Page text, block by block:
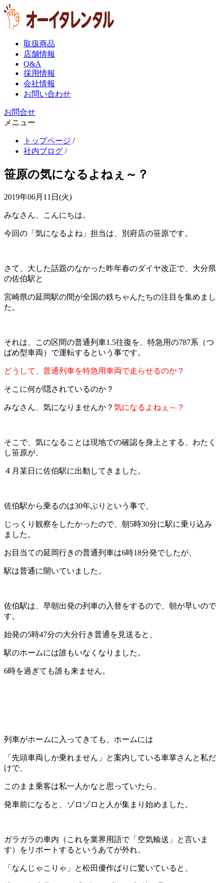
取扱商品
店舗情報
Q&A
採用情報
会社情報
お問い合わせ
お問合せ
メニュー
トップページ /
社内ブログ /
笹原の気になるよねぇ～？
2019年06月11日(火)
みなさん、こんにちは。
今回の「気になるよね」担当は、別府店の笹原です。
さて、大した話題のなかった昨年春のダイヤ改正で、大分県
の佐伯駅と
宮崎県の延岡駅の間が全国の鉄ちゃんたちの注目を集めまし
た。
それは、この区間の普通列車1.5往復を、特急用の787系（つ
ばめ型車両）で運転するという事です。
どうして、普通列車を特急用車両で走らせるのか？
そこに何が隠されているのか？
みなさん、気になりませんか？ 気になるよねぇ～？
そこで、気になることは現地での確認を身上とする、わたく
し笹原が、
４月某日に佐伯駅に出動してきました。
佐伯駅から乗るのは30年ぶりという事で、
じっくり観察をしたかったので、朝5時30分に駅に乗り込み
ました。
お目当ての延岡行きの普通列車は6時18分発でしたが、
駅は普通に開いていました。
佐伯駅は、早朝出発の列車の入替をするので、朝が早いので
す。
始発の5時47分の大分行き普通を見送ると、
駅のホームには誰もいなくなりました。
6時を過ぎても誰も来ません。
列車がホームに入ってきても、ホームには
「先頭車両しか乗れません」と案内している車掌さんと私だ
けで、
このまま乗客は私一人かなと思っていたら、
発車前になると、ゾロゾロと人が集まり始めました。
ガラガラの車内（これを業界用語で「空気輸送」と言いま
す）をリポートするというあてが外れ、
「なんじゃこりゃ」と松田優作ばりに驚いていると、